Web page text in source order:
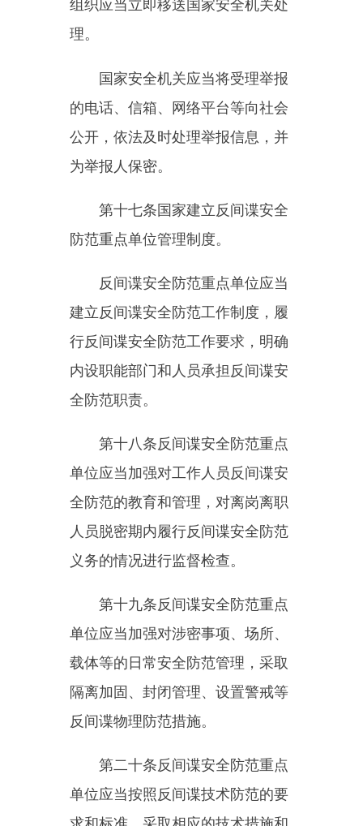
载体等的日常安全防范管理，采取
隔离加固、封闭管理、设置警戒等
第二十条反间谍安全防范重点
单位应当按照反间谍技术防范的要
位、网络设施、信息系统的反间谍
技术防范。
以及重要军事设施的周边安全控制
区域内新建、改建、扩建建设项目
的，由国家安全机关实施涉及国家
安全事项的建设项目许可。
县级以上地方各级人民政府编
制国民经济和社会发展规划、国土
空间规划等有关规划，应当充分考
区域，征求国家安全机关的意见。
发展和安全，坚持科学合理、确有
必要的原则，由国家安全机关会同
发展改革、自然资源、住房城乡建
设、保密、国防科技工业等部门以
及军队有关部门共同划定，报省、
态调整。
涉及国家安全事项的建设项目